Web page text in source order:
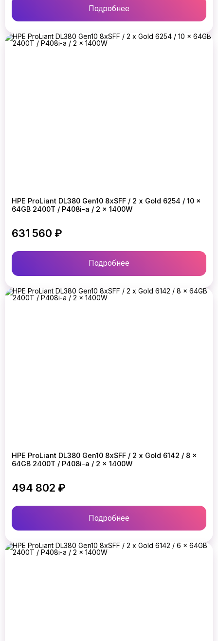
Подробнее
HPE ProLiant DL380 Gen10 8xSFF / 2 x Gold 6254 / 10 x
64GB 2400T / P408i-a / 2 x 1400W
631 560 ₽
Подробнее
HPE ProLiant DL380 Gen10 8xSFF / 2 x Gold 6142 / 8 x
64GB 2400T / P408i-a / 2 x 1400W
494 802 ₽
Подробнее